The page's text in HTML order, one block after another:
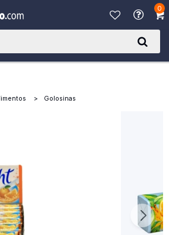
0
Golosinas